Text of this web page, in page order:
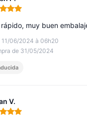
5 de 5
11/06/2024 à 06h20
de 31/05/2024
muy buen
V.
5 de 5